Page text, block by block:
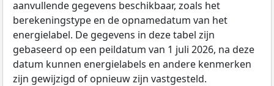
aanvullende gegevens beschikbaar, zoals het
berekeningstype en de opnamedatum van het
energielabel. De gegevens in deze tabel zijn
gebaseerd op een peildatum van 1 juli 2026, na deze
datum kunnen energielabels en andere kenmerken
zijn gewijzigd of opnieuw zijn vastgesteld.